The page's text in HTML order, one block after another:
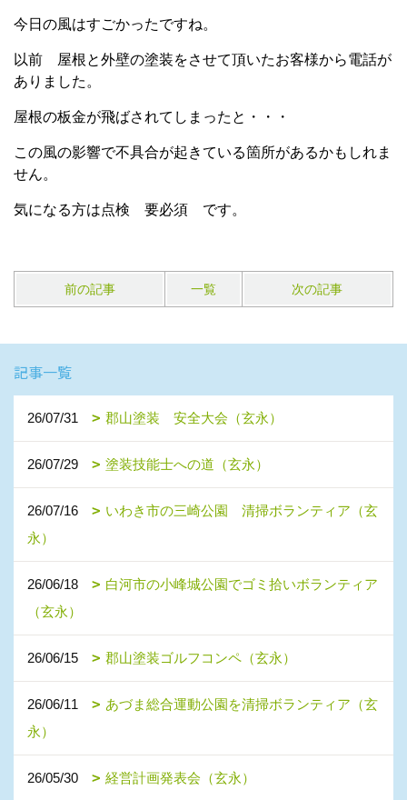
今日の風はすごかったですね。
以前 屋根と外壁の塗装をさせて頂いたお客様から電話が
ありました。
屋根の板金が飛ばされてしまったと・・・
この風の影響で不具合が起きている箇所があるかもしれま
せん。
気になる方は点検 要必須 です。
前の記事 一覧 次の記事
記事一覧
26/07/31 郡山塗装 安全大会（玄永）
26/07/29 塗装技能士への道（玄永）
26/07/16
いわき市の三崎公園 清掃ボランティア（玄
永）
26/06/18
白河市の小峰城公園でゴミ拾いボランティア
（玄永）
26/06/15 郡山塗装ゴルフコンペ（玄永）
26/06/11
あづま総合運動公園を清掃ボランティア（玄
永）
26/05/30 経営計画発表会（玄永）